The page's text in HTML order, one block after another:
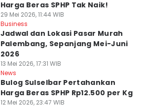
Harga Beras SPHP Tak Naik!
29 Mei 2026, 11:44 WIB
Business
Jadwal dan Lokasi Pasar Murah
Palembang, Sepanjang Mei-Juni
2026
13 Mei 2026, 17:31 WIB
News
Bulog Sulselbar Pertahankan
Harga Beras SPHP Rp12.500 per Kg
12 Mei 2026, 23:47 WIB